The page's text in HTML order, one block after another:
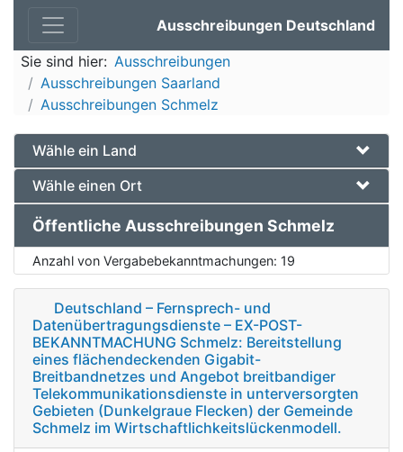
Ausschreibungen Deutschland
Sie sind hier: Ausschreibungen
Ausschreibungen Saarland
Ausschreibungen Schmelz
Wähle ein Land
Wähle einen Ort
Öffentliche Ausschreibungen Schmelz
Anzahl von Vergabebekanntmachungen: 19
Deutschland – Fernsprech- und
Datenübertragungsdienste – EX-POST-
BEKANNTMACHUNG Schmelz: Bereitstellung
eines flächendeckenden Gigabit-
Breitbandnetzes und Angebot breitbandiger
Telekommunikationsdienste in unterversorgten
Gebieten (Dunkelgraue Flecken) der Gemeinde
Schmelz im Wirtschaftlichkeitslückenmodell.